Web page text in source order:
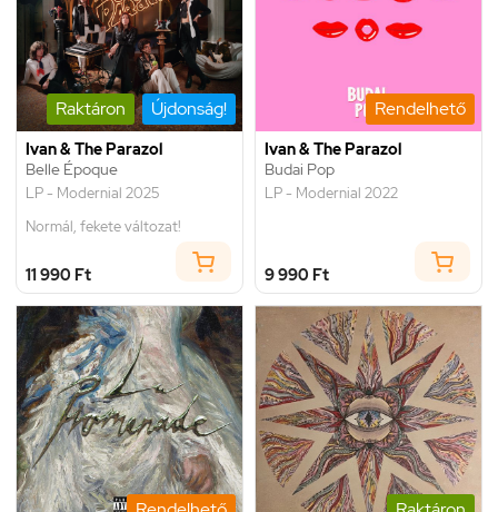
Raktáron Újdonság!
Ivan & The Parazol
Belle Époque
LP - Modernial 2025
Normál, fekete változat!
11 990 Ft
Rendelhető
Ivan & The Parazol
Budai Pop
LP - Modernial 2022
9 990 Ft